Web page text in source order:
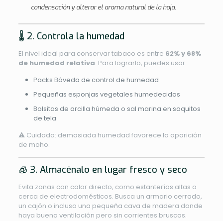
condensación y alterar el aroma natural de la hoja.
🌡️ 2. Controla la humedad
El nivel ideal para conservar tabaco es entre 62% y 68%
de humedad relativa. Para lograrlo, puedes usar:
Packs Bóveda de control de humedad
Pequeñas esponjas vegetales humedecidas
Bolsitas de arcilla húmeda o sal marina en saquitos
de tela
⚠️ Cuidado: demasiada humedad favorece la aparición
de moho.
🧊 3. Almacénalo en lugar fresco y seco
Evita zonas con calor directo, como estanterías altas o
cerca de electrodomésticos. Busca un armario cerrado,
un cajón o incluso una pequeña cava de madera donde
haya buena ventilación pero sin corrientes bruscas.